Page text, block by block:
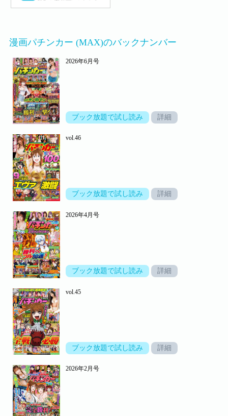
漫画パチンカー (MAX)のバックナンバー
2026年6月号
ブック放題で試し読み 詳細
vol.46
ブック放題で試し読み 詳細
2026年4月号
ブック放題で試し読み 詳細
vol.45
ブック放題で試し読み 詳細
2026年2月号